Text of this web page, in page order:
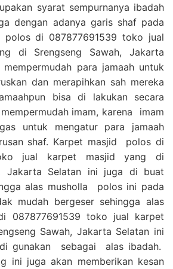
syarat sempurnanya ibadah
dengan adanya garis shaf pada
polos di 087877691539 toko jual
di Srengseng Sawah, Jakarta
para jamaah untuk
dan merapihkan sah mereka
bisa di lakukan secara
imam, karena imam
untuk mengatur para jamaah
shaf. Karpet masjid polos di
jual karpet masjid yang di
Jakarta Selatan ini juga di buat
alas musholla polos ini pada
mudah bergeser sehingga alas
087877691539 toko jual karpet
Sawah, Jakarta Selatan ini
gunakan sebagai alas ibadah.
ini juga akan memberikan kesan